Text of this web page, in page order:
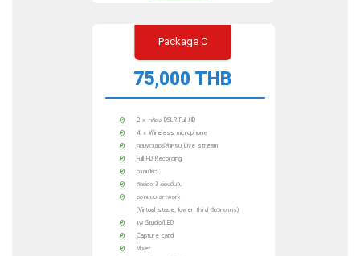
2 x กล้อง DSLR Full HD
4 x Wireless microphone
คอมพิวเตอร์สำหรับ Live stream
Full HD Recording
ฉากเขียว
ตัดช่อง 3 ช่องขึ้นไป
ออกแบบ artwork
(Virtual stage, lower third ชื่อวิทยากร)
ไฟ Studio/LED
Capture card
Mixer
Package C
75,000 THB